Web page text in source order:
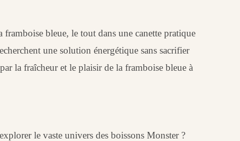
bleue, le tout dans une canette pratique
une solution énergétique sans sacrifier
la fraîcheur et le plaisir de la framboise bleue à
le vaste univers des boissons Monster ?